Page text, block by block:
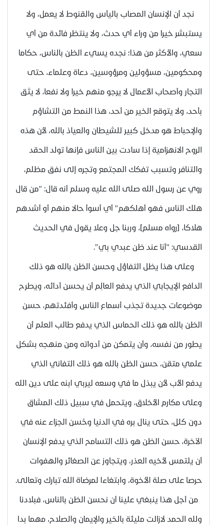
نجد أن الإنسان المصاب باليأس والقنوط لا يعمل، ولا
يستبشر خيرا من وراء أي حدث، ولا ينتظر فائدة من أي
سعي، والأكثر من هذا؛ نجده يسيء الظن بالناس، حكاما
ومحكومين، مسؤولين ومرؤوسين، دعاة وعلماء، حتى
التجار وأصحاب الأعمال لا يرجو منهم خيرا ولا نفعا، لا يثق
بأحد، ولا يتوقع الخير من أحد، هذا النمط من التشاؤم
والإحباط هو مدخل كبير للشيطان والعياذ بالله، لأن هذه
الروح الانهزامية إذا سادت بين الناس فإنها تولد الحقد
والتنافر وتسبب تفكك المجتمع وتجره إلى نفق مظلم،
روي عن رسول الله صلى الله عليه وسلم أنه قال: "من قال
هلك الناس فهو أهلكهم" أي أسوأ حالا منهم أو أشدهم
هلاكا، [رواه مسلم]، وربنا جل وعلا يقول في الحديث
القدسي: "أنا عند ظن عبدي بي".
وعلى هذا يظل التفاؤل وحسن الظن بالله هو ذلك
الدافع الإيجابي الذي يدفع العالِم أن يحسن أدائه، ويطرح
موضوعات جديدة تجذب أسماع الناس وأفئدتهم، حسن
الظن بالله هو ذلك الحماس الذي يدفع طالب العلم أن
يطور من نفسه، وأن يتمكن من أدواته ومن منهجه بشكل
علمي متقن، حسن الظن بالله هو ذلك التفاني الذي
يدفع الأب لأن يبذل ما في وسعه ليربي ابنه على دين الله
وعلى مكارم الأخلاق، ويتحمل في سبيل ذلك المشاق
دون كلل، حتى ينال بره في الدنيا وحُسن الجزاء عنه في
الآخرة، حسن الظن هو ذلك التسامح الذي يدفع الإنسان
أن يلتمس لأخيه العذر، ويتجاوز عن الصغائر والهفوات
حرصا على صلة الأخوة، وابتغاءا لمرضاة الله تبارك وتعالى.
من أجل هذا ينبغي علينا أن نحسن الظن بالناس، فبلادنا
ولله الحمد لازالت مليئة بالخير والإيمان والصلاح، مهما بدا